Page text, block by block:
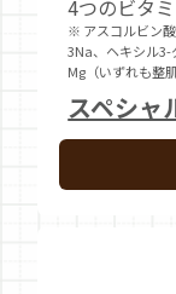
4つのビタ
※ アスコルビン
3Na、ヘキシル3-
Mg（いずれも整肌
スペシャ